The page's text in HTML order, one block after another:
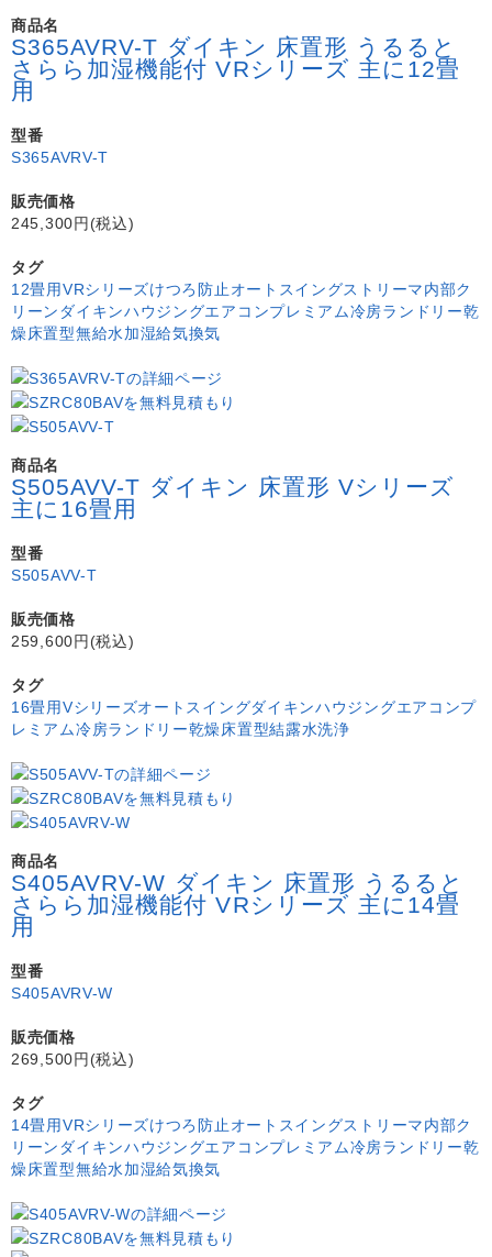
商品名
S365AVRV-T ダイキン 床置形 うるると
さらら加湿機能付 VRシリーズ 主に12畳
用
型番
S365AVRV-T
販売価格
245,300円(税込)
タグ
12畳用VRシリーズけつろ防止 オートスイングストリーマ内部ク
リーン ダイキンハウジングエアコンプレミアム冷房ランドリー乾
燥 床置型無給水加湿給気換気
商品名
S505AVV-T ダイキン 床置形 Vシリーズ
主に16畳用
型番
S505AVV-T
販売価格
259,600円(税込)
タグ
16畳用Vシリーズオートスイングダイキンハウジングエアコンプ
レミアム冷房ランドリー乾燥 床置型結露水洗浄
商品名
S405AVRV-W ダイキン 床置形 うるると
さらら加湿機能付 VRシリーズ 主に14畳
用
型番
S405AVRV-W
販売価格
269,500円(税込)
タグ
14畳用VRシリーズけつろ防止 オートスイングストリーマ内部ク
リーン ダイキンハウジングエアコンプレミアム冷房ランドリー乾
燥 床置型無給水加湿給気換気